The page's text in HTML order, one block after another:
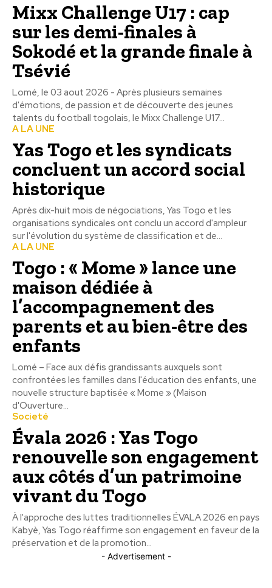
Mixx Challenge U17 : cap
sur les demi-finales à
Sokodé et la grande finale à
Tsévié
Lomé, le 03 aout 2026 - Après plusieurs semaines
d'émotions, de passion et de découverte des jeunes
talents du football togolais, le Mixx Challenge U17...
A LA UNE
Yas Togo et les syndicats
concluent un accord social
historique
Après dix-huit mois de négociations, Yas Togo et les
organisations syndicales ont conclu un accord d'ampleur
sur l'évolution du système de classification et de...
A LA UNE
Togo : « Mome » lance une
maison dédiée à
l’accompagnement des
parents et au bien-être des
enfants
Lomé – Face aux défis grandissants auxquels sont
confrontées les familles dans l'éducation des enfants, une
nouvelle structure baptisée « Mome » (Maison
d'Ouverture...
Societé
Évala 2026 : Yas Togo
renouvelle son engagement
aux côtés d’un patrimoine
vivant du Togo
À l'approche des luttes traditionnelles ÉVALA 2026 en pays
Kabyè, Yas Togo réaffirme son engagement en faveur de la
préservation et de la promotion...
- Advertisement -